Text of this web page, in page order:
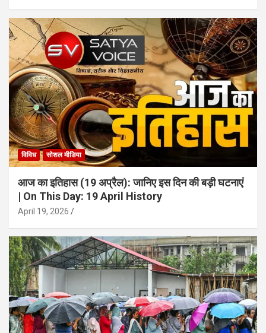
विविध सोशल मीडिया
आज का इतिहास (19 अप्रैल): जानिए इस दिन की बड़ी घटनाएं
| On This Day: 19 April History
April 19, 2026